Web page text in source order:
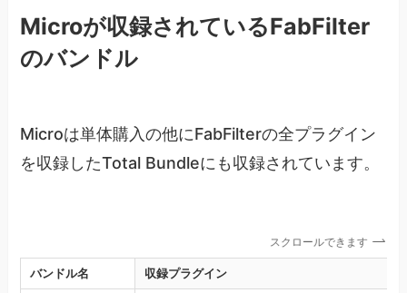
Microが収録されているFabFilter
のバンドル
Microは単体購入の他にFabFilterの全プラグイン
を収録したTotal Bundleにも収録されています。
スクロールできます
バンドル名 収録プラグイン